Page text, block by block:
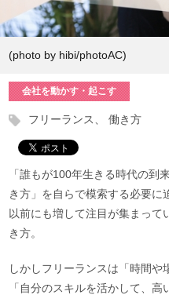
(photo by hibi/photoAC)
会社を動かす・起こす
フリーランス 働き方
「誰もが100年生きる時代の到
き方」を自らで模索する必要に
以前にも増して注目が集まって
き方。
しかしフリーランスは「時間や
「自分のスキルを活かして、